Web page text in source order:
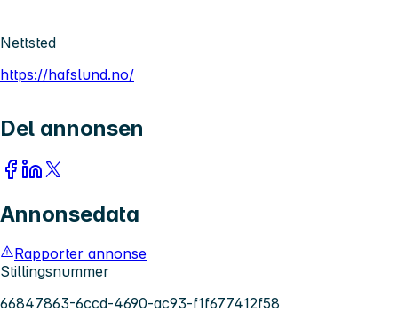
Nettsted
https://hafslund.no/
Del annonsen
Annonsedata
Rapporter annonse
Stillingsnummer
66847863-6ccd-4690-ac93-f1f677412f58